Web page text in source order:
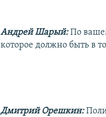
Андрей Шарый:По
которое должно быть в
Дмитрий Орешкин: